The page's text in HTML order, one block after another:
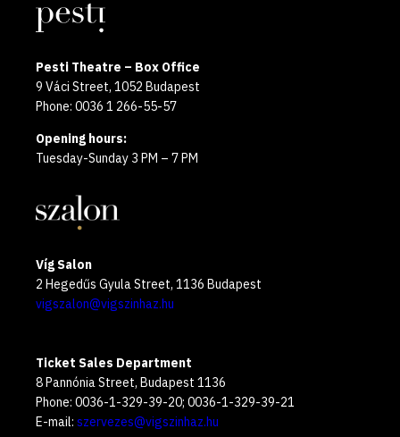
Pesti Theatre – Box Office
9 Váci Street, 1052 Budapest
Phone: 0036 1 266-55-57
Opening hours:
Tuesday-Sunday 3 PM – 7 PM
Víg Salon
2 Hegedűs Gyula Street, 1136 Budapest
vigszalon@vigszinhaz.hu
Ticket Sales Department
8 Pannónia Street, Budapest 1136
Phone: 0036-1-329-39-20; 0036-1-329-39-21
E-mail: szervezes@vigszinhaz.hu